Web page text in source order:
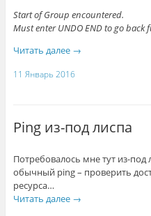
Start of Group encountered.
Must enter UNDO END to go back
Читать далее →
11 Январь 2016
Ping из-под лиспа
Потребовалось мне тут из-
обычный ping – проверить
ресурса…
Читать далее →